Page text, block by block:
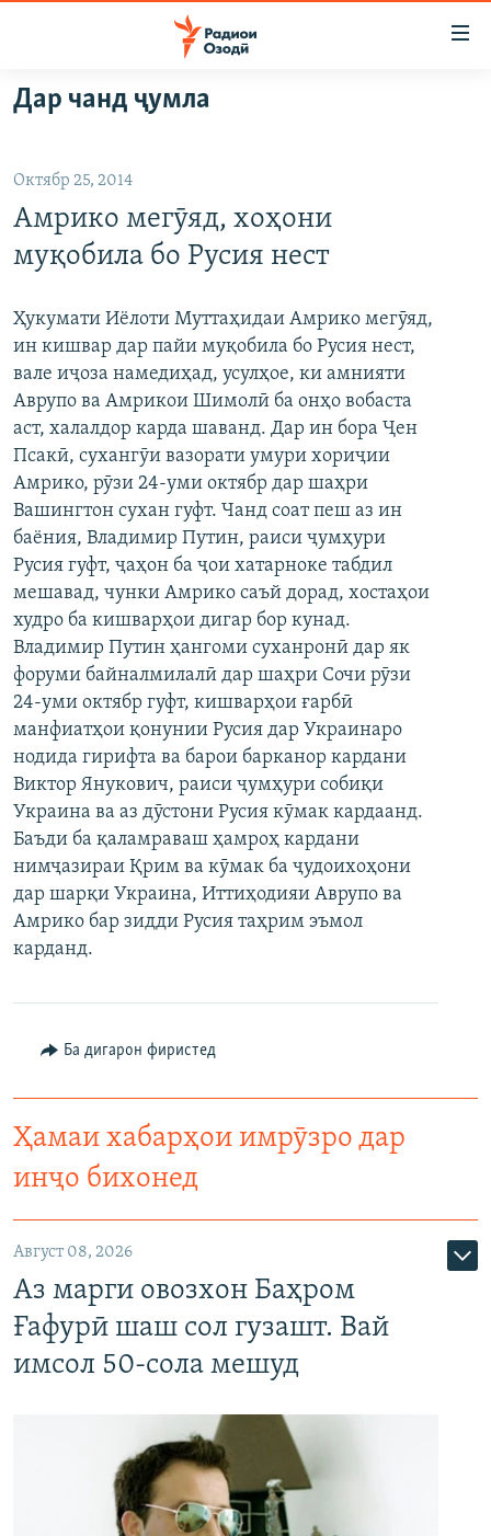
Ҷаҳиш
ба
аслӣ
Ҷаҳиш
ба
феҳристи
аслӣ
Ҷаҳиш
ГӮШАҲО
ҶОМЕА
ҚАЗИЯИ "КРОКУС"
ОСИЁИ МАРКАЗӢ
ФАРҲАНГ
МЕҲМОНИ ОЗОДӢ
ВАРЗИШ
РӮЗГОРИ МУҲОҶИР
САЛОМ, ХОҲАР
ТАҲҚИҚОТ
ҶАНГ ДАР УКРАИНА
НАЗАРИ МАРДУМ
БЛОГИСТОН
ОЗОДӢ ОНЛАЙН
ЧАНДРАСОНАӢ
ВИДЕО
НИГОРИСТОН
ГУЗОРИШҲОИ РАДИОӢ
РӮЙХАТҲО
КИТОБҲОИ ОЗОДӢ
Русский
ПАЙГИРӢ КУНЕД
Ҳамаи сомонаҳои RFE/RL
Дар чанд ҷумла
Октябр 25, 2014
Амрико мегӯяд, хоҳони
муқобила бо Русия нест
Ҳукумати Иёлоти Муттаҳидаи Амрико мегӯяд,
ин кишвар дар пайи муқобила бо Русия нест,
вале иҷоза намедиҳад, усулҳое, ки амнияти
Аврупо ва Амрикои Шимолӣ ба онҳо вобаста
аст, халалдор карда шаванд. Дар ин бора Ҷен
Псакӣ, сухангӯи вазорати умури хориҷии
Амрико, рӯзи 24-уми октябр дар шаҳри
Вашингтон сухан гуфт. Чанд соат пеш аз ин
баёния, Владимир Путин, раиси ҷумҳури
Русия гуфт, ҷаҳон ба ҷои хатарноке табдил
мешавад, чунки Амрико саъй дорад, хостаҳои
худро ба кишварҳои дигар бор кунад.
Владимир Путин ҳангоми суханронӣ дар як
форуми байналмилалӣ дар шаҳри Сочи рӯзи
24-уми октябр гуфт, кишварҳои ғарбӣ
манфиатҳои қонунии Русия дар Украинаро
нодида гирифта ва барои барканор кардани
Виктор Янукович, раиси ҷумҳури собиқи
Украина ва аз дӯстони Русия кӯмак кардаанд.
Баъди ба қаламраваш ҳамроҳ кардани
нимҷазираи Қрим ва кӯмак ба ҷудоихоҳони
дар шарқи Украина, Иттиҳодияи Аврупо ва
Амрико бар зидди Русия таҳрим эъмол
карданд.
Ба дигарон фиристед
Ҳамаи хабарҳои имрӯзро дар
инҷо бихонед
Август 08, 2026
Аз марги овозхон Баҳром
Ғафурӣ шаш сол гузашт. Вай
имсол 50-сола мешуд